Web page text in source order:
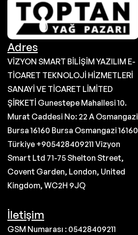
Adres
VİZYON SMART BİLİŞİM YAZILIM E-
TİCARET TEKNOLOJİ HİZMETLERİ
SANAYİ VE TİCARET LİMİTED
ŞİRKETİ Gunestepe Mahallesi 10.
Murat Caddesi No: 22 A Osmangazi
Bursa 16160 Bursa Osmangazi 16160
Türkiye +905428409211 Vizyon
Smart Ltd 71-75 Shelton Street,
Covent Garden, London, United
Kingdom, WC2H 9JQ
İletişim
GSM Numarası : 05428409211